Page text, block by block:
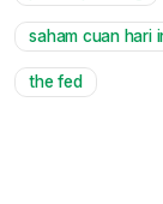
saham cuan hari
the fed